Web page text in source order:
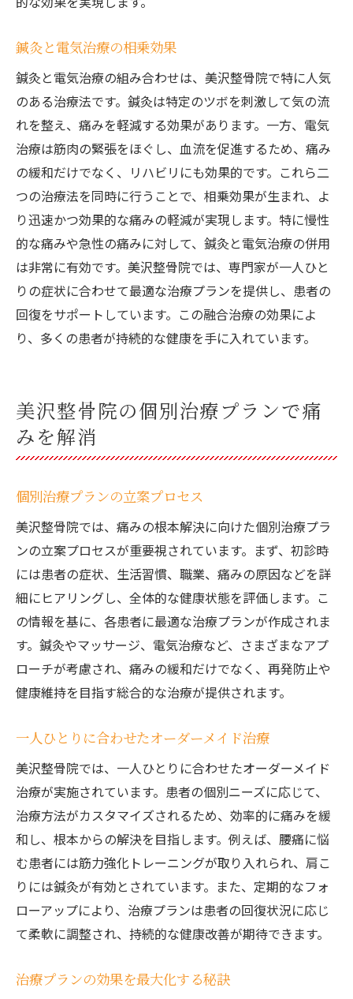
鍼灸と電気治療の相乗効果
鍼灸と電気治療の組み合わせは、美沢整骨院で特に人気
のある治療法です。鍼灸は特定のツボを刺激して気の流
れを整え、痛みを軽減する効果があります。一方、電気
治療は筋肉の緊張をほぐし、血流を促進するため、痛み
の緩和だけでなく、リハビリにも効果的です。これら二
つの治療法を同時に行うことで、相乗効果が生まれ、よ
り迅速かつ効果的な痛みの軽減が実現します。特に慢性
的な痛みや急性の痛みに対して、鍼灸と電気治療の併用
は非常に有効です。美沢整骨院では、専門家が一人ひと
りの症状に合わせて最適な治療プランを提供し、患者の
回復をサポートしています。この融合治療の効果によ
り、多くの患者が持続的な健康を手に入れています。
美沢整骨院の個別治療プランで痛
みを解消
個別治療プランの立案プロセス
美沢整骨院では、痛みの根本解決に向けた個別治療プラ
ンの立案プロセスが重要視されています。まず、初診時
には患者の症状、生活習慣、職業、痛みの原因などを詳
細にヒアリングし、全体的な健康状態を評価します。こ
の情報を基に、各患者に最適な治療プランが作成されま
す。鍼灸やマッサージ、電気治療など、さまざまなアプ
ローチが考慮され、痛みの緩和だけでなく、再発防止や
健康維持を目指す総合的な治療が提供されます。
一人ひとりに合わせたオーダーメイド治療
美沢整骨院では、一人ひとりに合わせたオーダーメイド
治療が実施されています。患者の個別ニーズに応じて、
治療方法がカスタマイズされるため、効率的に痛みを緩
和し、根本からの解決を目指します。例えば、腰痛に悩
む患者には筋力強化トレーニングが取り入れられ、肩こ
りには鍼灸が有効とされています。また、定期的なフォ
ローアップにより、治療プランは患者の回復状況に応じ
て柔軟に調整され、持続的な健康改善が期待できます。
治療プランの効果を最大化する秘訣